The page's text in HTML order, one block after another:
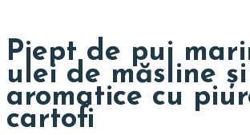
Piept de pui
ulei de măsline
aromatice cu
cartofi